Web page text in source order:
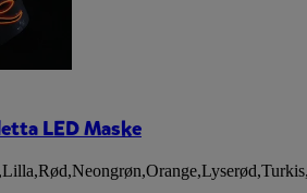
LED Maske
,Lilla,Rød,Neongrøn,Orange,Lyserød,Turkis